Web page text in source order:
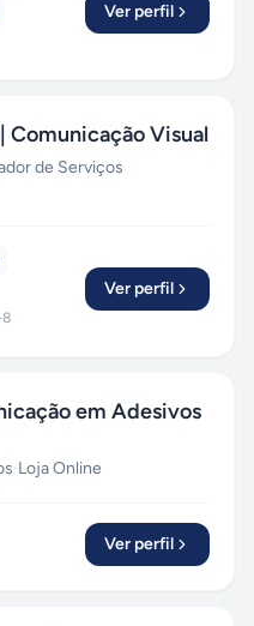
Ver perfil
Comunicação Visual
de Serviços
8
Ver perfil
em Adesivos
·Loja Online
Ver perfil